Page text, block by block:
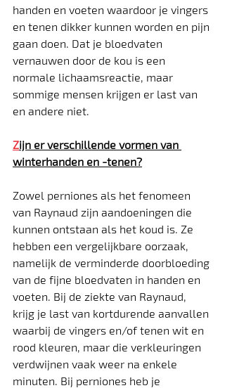
handen en voeten waardoor je vingers
en tenen dikker kunnen worden en pijn
gaan doen. Dat je bloedvaten
vernauwen door de kou is een
normale lichaamsreactie, maar
sommige mensen krijgen er last van
en andere niet.
Zijn er verschillende vormen van
winterhanden en -tenen?
Zowel perniones als het fenomeen
van Raynaud zijn aandoeningen die
kunnen ontstaan als het koud is. Ze
hebben een vergelijkbare oorzaak,
namelijk de verminderde doorbloeding
van de fijne bloedvaten in handen en
voeten. Bij de ziekte van Raynaud,
krijg je last van kortdurende aanvallen
waarbij de vingers en/of tenen wit en
rood kleuren, maar die verkleuringen
verdwijnen vaak weer na enkele
minuten. Bij perniones heb je